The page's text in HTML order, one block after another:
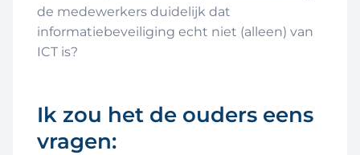
de medewerkers duidelijk dat
informatiebeveiliging echt niet (alleen) van
ICT is?
Ik zou het de ouders eens
vragen: